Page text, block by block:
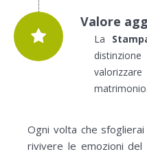
Valore
La
matrimonio.
Ogni volta che
rivivere le emozioni